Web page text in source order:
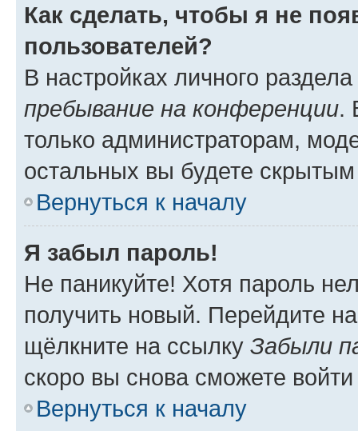
Как сделать, чтобы я не
пользователей?
В настройках личного
пребывание на конференции.
только администраторам,
остальных вы будете
Вернуться к началу
Я забыл пароль!
Не паникуйте! Хотя пароль
получить новый. Перейдите
щёлкните на ссылку Забыли
скоро вы снова сможете
Вернуться к началу